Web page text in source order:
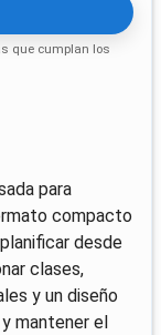
que cumplan los
para
compacto
desde
clases,
y un diseño
mantener el